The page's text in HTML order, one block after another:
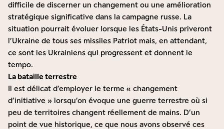
difficile de discerner un changement ou une amélioration
stratégique significative dans la campagne russe. La
situation pourrait évoluer lorsque les États-Unis priveront
l’Ukraine de tous ses missiles Patriot mais, en attendant,
ce sont les Ukrainiens qui progressent et donnent le
tempo.
La bataille terrestre
Il est délicat d’employer le terme « changement
d’initiative » lorsqu’on évoque une guerre terrestre où si
peu de territoires changent réellement de mains. D’un
point de vue historique, ce que nous avons observé ces